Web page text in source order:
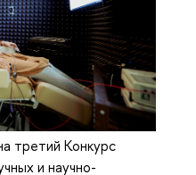
третий Конкурс
и научно-